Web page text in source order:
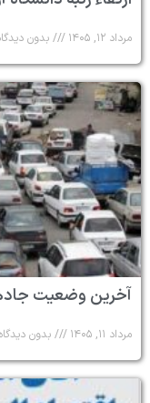
مرداد ۱۲, ۱۴۰۵ بدون
آخرین وضعیت
مرداد ۱۱, ۱۴۰۵ بدون دیدگاه